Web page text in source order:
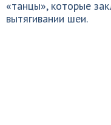
«танцы», которые
вытягивании шеи.